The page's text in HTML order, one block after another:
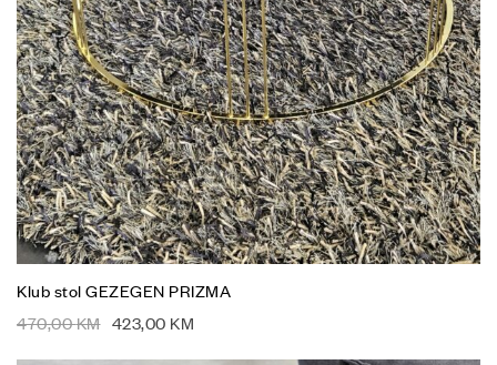
Klub stol GEZEGEN PRIZMA
470,00KM 423,00 KM